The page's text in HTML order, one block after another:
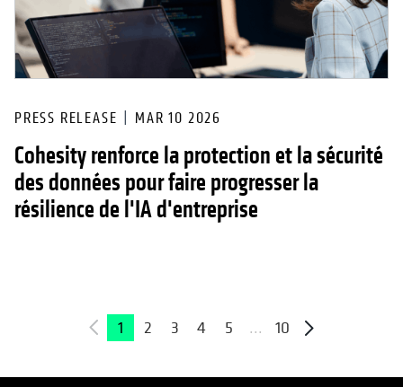
PRESS RELEASE MAR 10 2026
Cohesity renforce la protection et la sécurité
des données pour faire progresser la
résilience de l'IA d'entreprise
1 2 3 4 5 ... 10